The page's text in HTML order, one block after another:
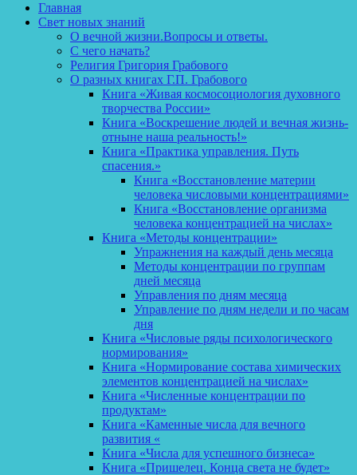
Главная
Свет новых знаний
О вечной жизни.Вопросы и ответы.
С чего начать?
Религия Григория Грабового
О разных книгах Г.П. Грабового
Книга «Живая космосоциология духовного
творчества России»
Книга «Воскрешение людей и вечная жизнь-
отныне наша реальность!»
Книга «Практика управления. Путь
спасения.»
Книга «Восстановление материи
человека числовыми концентрациями»
Книга «Восстановление организма
человека концентрацией на числах»
Книга «Методы концентрации»
Упражнения на каждый день месяца
Методы концентрации по группам
дней месяца
Управления по дням месяца
Управление по дням недели и по часам
дня
Книга «Числовые ряды психологического
нормирования»
Книга «Нормирование состава химических
элементов концентрацией на числах»
Книга «Численные концентрации по
продуктам»
Книга «Каменные числа для вечного
развития «
Книга «Числа для успешного бизнеса»
Книга «Пришелец. Конца света не будет»